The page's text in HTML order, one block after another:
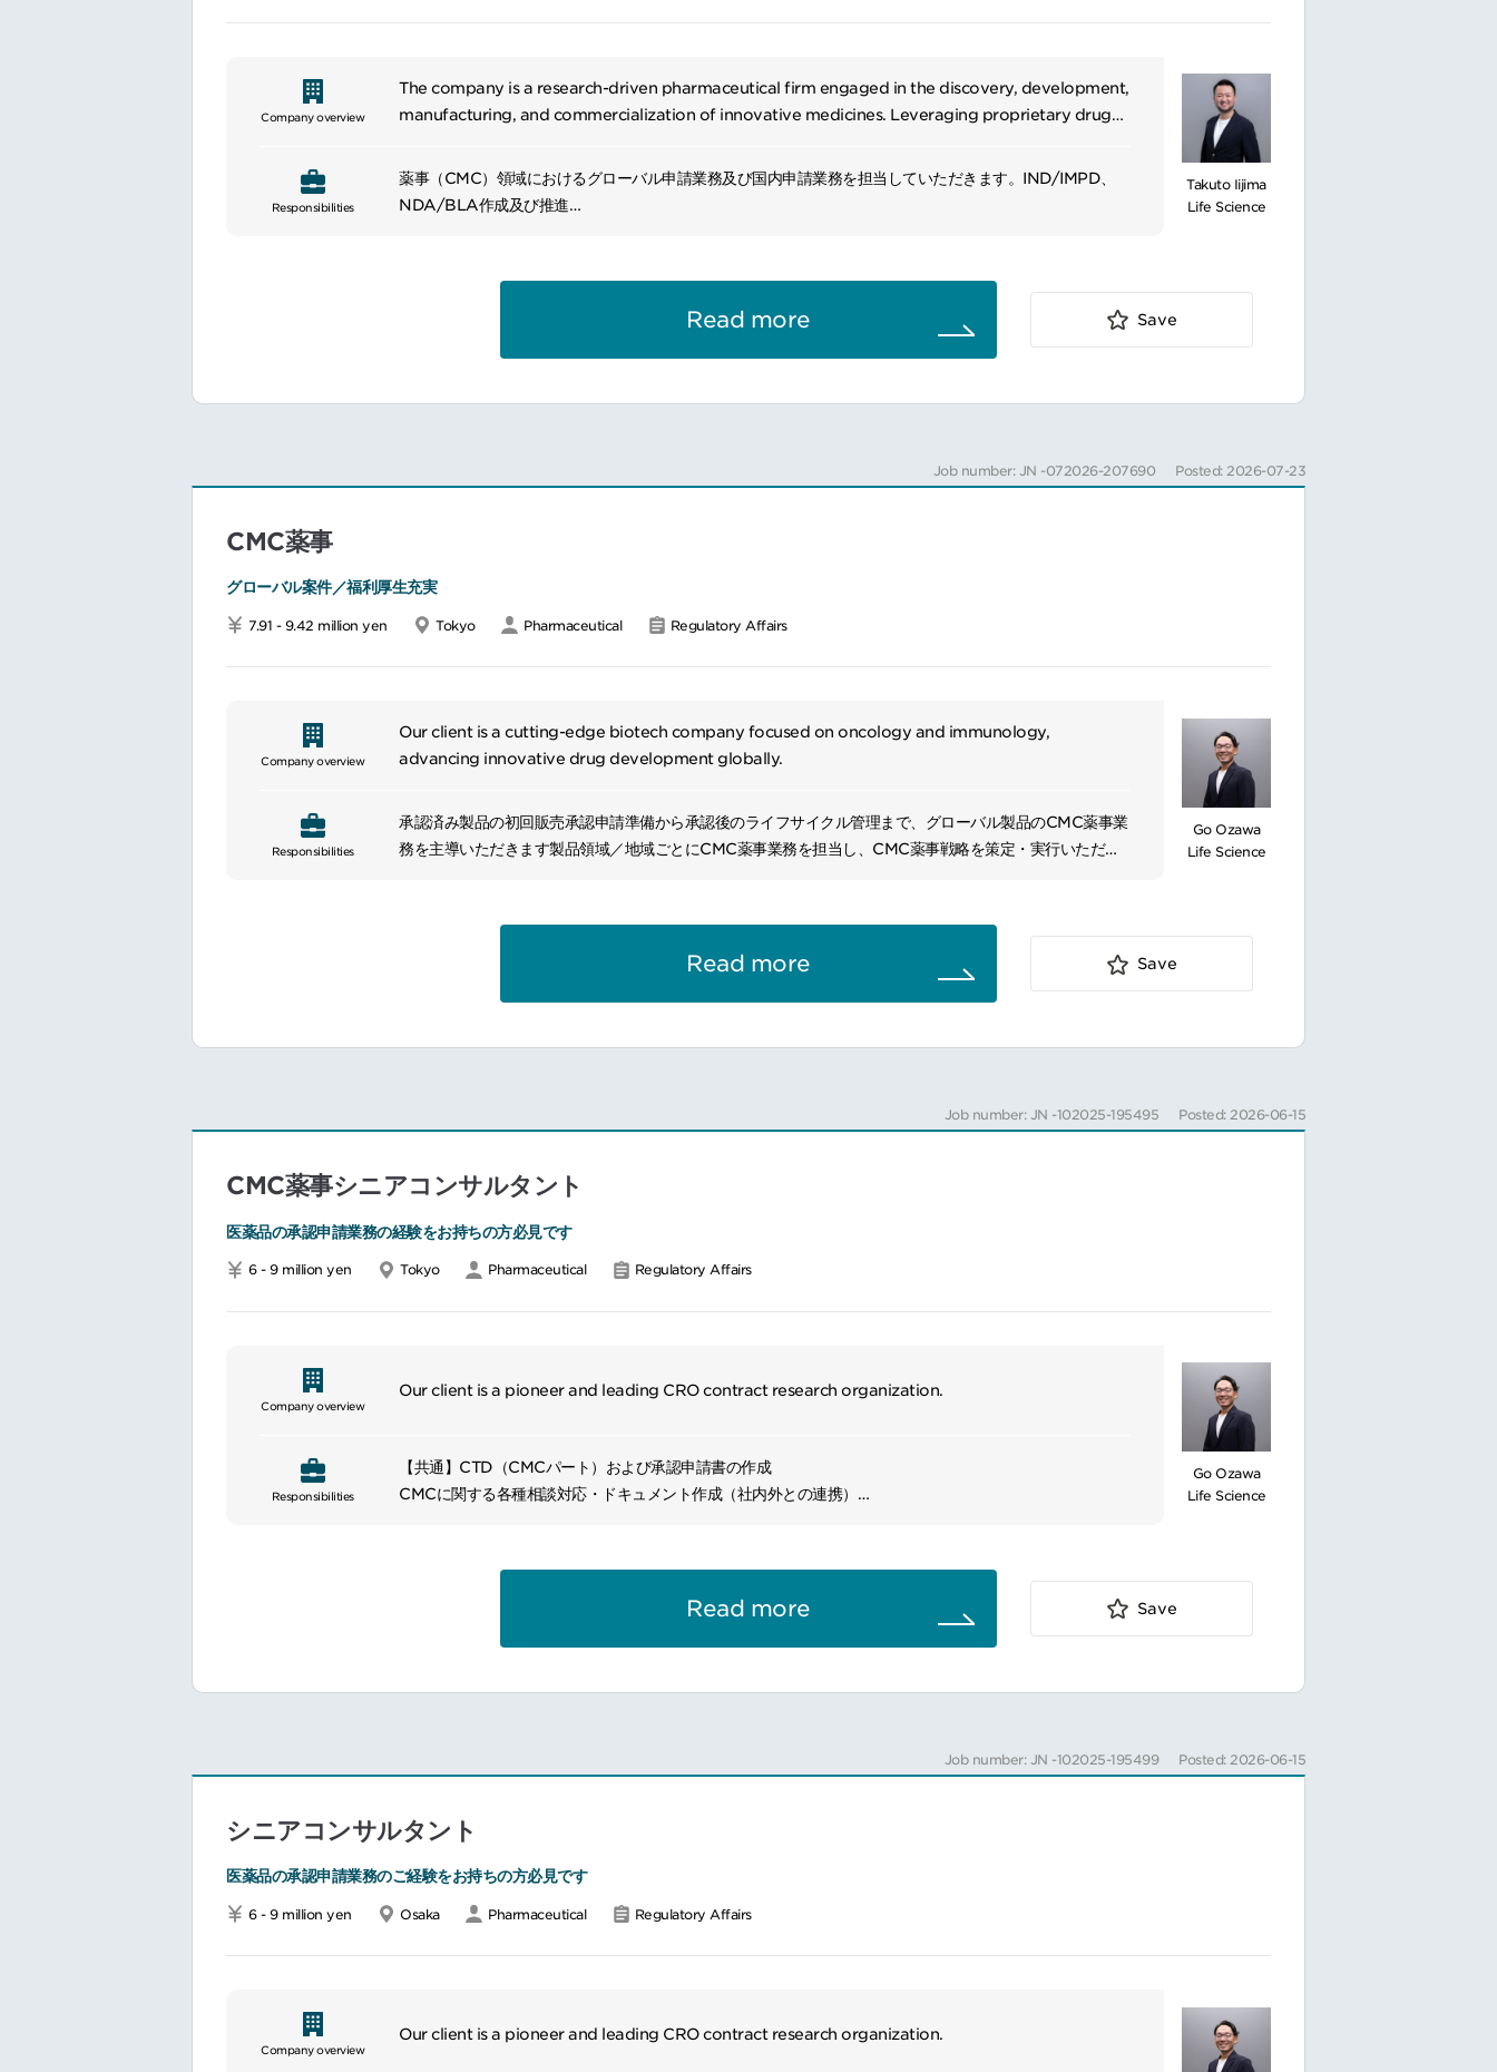
Company overview
The company is a research-driven pharmaceutical firm engaged in the discovery, development,
manufacturing, and commercialization of innovative medicines. Leveraging proprietary drug
immunology, and rare diseases.
Responsibilities
薬事（CMC）領域におけるグローバル申請業務及び国内申請業務を担当していただきます。IND/IMPD、
NDA/BLA作成及び推進
Takuto Iijima
Life Science
Read more Save
Job number: JN -072026-207690 Posted: 2026-07-23
CMC薬事
グローバル案件／福利厚生充実
7.91 - 9.42 million yen Tokyo Pharmaceutical Regulatory Affairs
Company overview
Our client is a cutting-edge biotech company focused on oncology and immunology,
advancing innovative drug development globally.
Responsibilities
承認済み製品の初回販売承認申請準備から承認後のライフサイクル管理まで、グローバル製品のCMC薬事業
務を主導いただきます製品領域／地域ごとにCMC薬事業務を担当し、CMC薬事戦略を策定・実行いただき
〈具体的には〉承認後変更申請、製品ライフサイクル変更管理および安定供給確保を推進し、規制リスクの
部門横断チームや外部パートナーと連携し、薬事戦略の実行を牽引するとともに、重要課題の解決
Go Ozawa
Life Science
Read more Save
Job number: JN -102025-195495 Posted: 2026-06-15
CMC薬事シニアコンサルタント
医薬品の承認申請業務の経験をお持ちの方必見です
6 - 9 million yen Tokyo Pharmaceutical Regulatory Affairs
Company overview
Our client is a pioneer and leading CRO contract research organization.
Responsibilities
【共通】CTD（CMCパート）および承認申請書の作成
CMCに関する各種相談対応・ドキュメント作成（社内外との連携）
CTD（CMCパート）／承認申請書の作成、申請後の一変・軽微・照会事項対応
外国製造業者認定、マスターファイル登録、GMP適合性調査の資料作成
PMDA品質相談の対応資料作成、カルタヘナ法関連資料の作成
Go Ozawa
Life Science
Read more Save
Job number: JN -102025-195499 Posted: 2026-06-15
シニアコンサルタント
医薬品の承認申請業務のご経験をお持ちの方必見です
6 - 9 million yen Osaka Pharmaceutical Regulatory Affairs
Company overview
Our client is a pioneer and leading CRO contract research organization.